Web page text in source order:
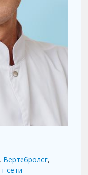
, Вертебролог,
сети